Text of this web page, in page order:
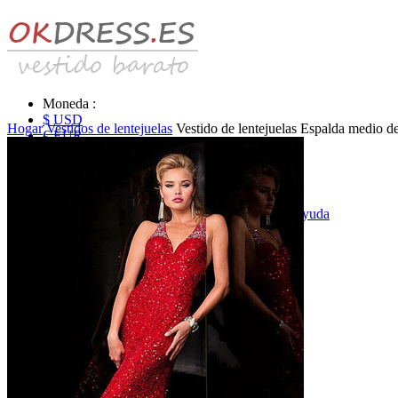
Moneda :
$ USD
€ EUR
Identificarse & Registrarse |Obtener la contraseña Ayuda
Vestidos de novia
Vestido de novia liquidación y venta
Vestidos de novia vendimia
Hogar Vestidos de lentejuelas Vestido de lentejuelas Espalda medio